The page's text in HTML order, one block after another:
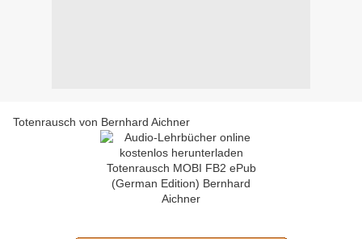
Totenrausch von Bernhard Aichner